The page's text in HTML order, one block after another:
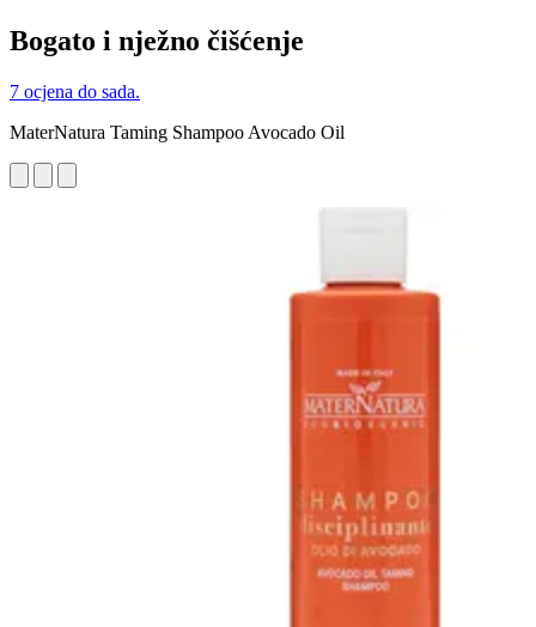
Bogato i nježno čišćenje
7 ocjena do sada.
MaterNatura Taming Shampoo Avocado Oil